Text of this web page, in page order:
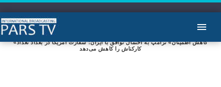
«کاهش اطمینان» ترامپ به احتمال توافق با ایران؛ سفارت آمریکا در بغداد تعداد
کارکناش را کاهش می‌دهد